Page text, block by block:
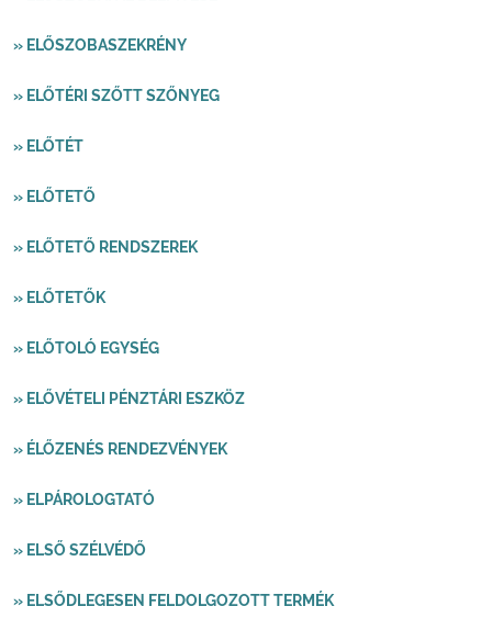
» ELŐSZOBASZEKRÉNY
» ELŐTÉRI SZŐTT SZŐNYEG
» ELŐTÉT
» ELŐTETŐ
» ELŐTETŐ RENDSZEREK
» ELŐTETŐK
» ELŐTOLÓ EGYSÉG
» ELŐVÉTELI PÉNZTÁRI ESZKÖZ
» ÉLŐZENÉS RENDEZVÉNYEK
» ELPÁROLOGTATÓ
» ELSŐ SZÉLVÉDŐ
» ELSŐDLEGESEN FELDOLGOZOTT TERMÉK